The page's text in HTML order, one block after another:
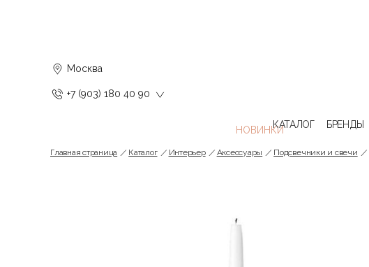
Москва
+7 (903) 180 40 90
КАТАЛОГ БРЕНДЫ
Главная страница Каталог Интерьер Аксессуары Подсвечники и свечи